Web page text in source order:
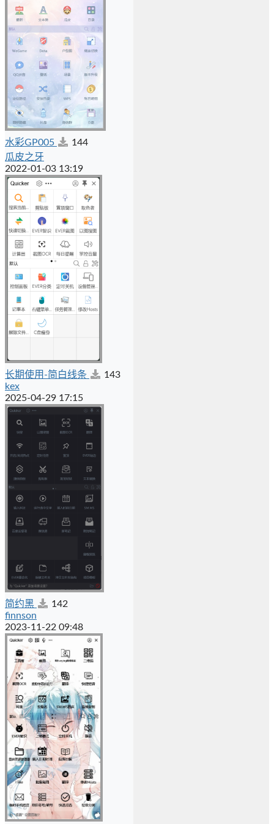
水彩GP005
144
瓜皮之牙
2022-01-03 13:19
长期使用-简白线条
143
kex
2025-04-29 17:15
简约黑
142
finnson
2023-11-22 09:48